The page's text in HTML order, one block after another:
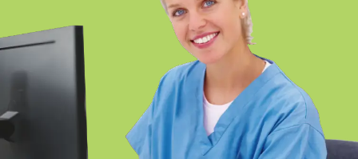
TÉCNICO/A EN DOCUMENTACIÓN Y
ADMINISTRACIÓN SANITARIAS
GIRONA